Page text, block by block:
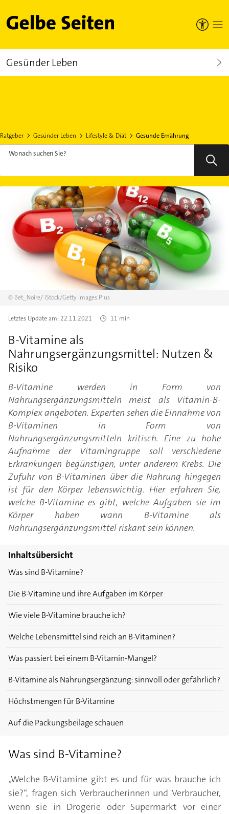
Gelbe Seiten
Gesünder Leben
Ratgeber Gesünder Leben Lifestyle & Diät Gesunde Ernährung
Wonach suchen Sie?
© Bet_Noire/ iStock/Getty Images Plus
Letztes Update am:22.11.2021 11 min
B-Vitamine als
Nahrungsergänzungsmittel: Nutzen &
Risiko
B-Vitamine werden in Form von
Nahrungsergänzungsmitteln meist als Vitamin-B-
Komplex angeboten. Experten sehen die Einnahme von
B-Vitaminen in Form von
Nahrungsergänzungsmitteln kritisch. Eine zu hohe
Aufnahme der Vitamingruppe soll verschiedene
Erkrankungen begünstigen, unter anderem Krebs. Die
Zufuhr von B-Vitaminen über die Nahrung hingegen
ist für den Körper lebenswichtig. Hier erfahren Sie,
welche B-Vitamine es gibt, welche Aufgaben sie im
Körper haben wann B-Vitamine als
Nahrungsergänzungsmittel riskant sein können.
Inhaltsübersicht
Was sind B-Vitamine?
Die B-Vitamine und ihre Aufgaben im Körper
Wie viele B-Vitamine brauche ich?
Welche Lebensmittel sind reich an B-Vitaminen?
Was passiert bei einem B-Vitamin-Mangel?
B-Vitamine als Nahrungsergänzung: sinnvoll oder gefährlich?
Höchstmengen für B-Vitamine
Auf die Packungsbeilage schauen
Was sind B-Vitamine?
„Welche B-Vitamine gibt es und für was brauche ich
sie?“, fragen sich Verbraucherinnen und Verbraucher,
wenn sie in Drogerie oder Supermarkt vor einer